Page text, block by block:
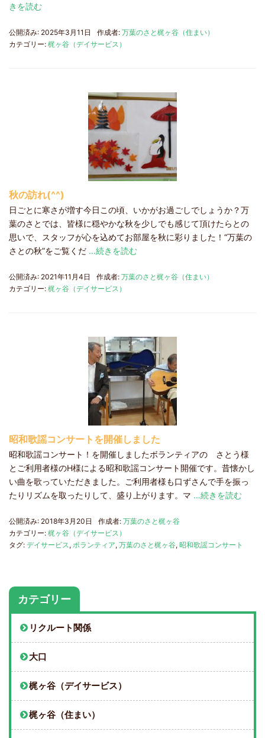
きを読む
公開済み: 2025年3月11日 作成者: 万葉のさと梶ヶ谷（住まい）
カテゴリー: 梶ヶ谷（デイサービス）
秋の訪れ(^^)
日ごとに寒さが増す今日この頃、いかがお過ごしでしょうか？万
葉のさとでは、皆様に穏やかな秋を少しでも感じて頂けたらとの
思いで、スタッフが心を込めてお部屋を秋に彩りました！“万葉の
さとの秋”をご覧くだ …続きを読む
公開済み: 2021年11月4日 作成者: 万葉のさと梶ヶ谷（住まい）
カテゴリー: 梶ヶ谷（デイサービス）
昭和歌謡コンサートを開催しました
昭和歌謡コンサート！を開催しましたボランティアの さとう様
とご利用者様のH様による昭和歌謡コンサート開催です。昔懐かし
い曲を歌っていただきました。ご利用者様も口ずさんで手を振っ
たりリズムを取ったりして、盛り上がります。マ …続きを読む
公開済み: 2018年3月20日 作成者: 万葉のさと梶ヶ谷
カテゴリー: 梶ヶ谷（デイサービス）
タグ: デイサービス , ボランティア, 万葉のさと梶ヶ谷, 昭和歌謡コンサート
カテゴリー
リクルート関係
大口
梶ヶ谷（デイサービス）
梶ヶ谷（住まい）